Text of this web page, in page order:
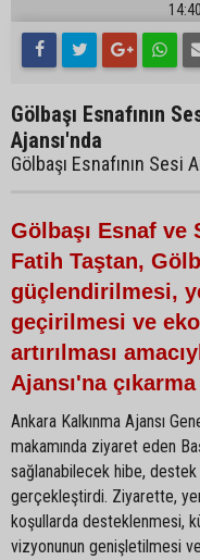
14:40
Gölbaşı Esnafının
Ajansı'nda
Gölbaşı Esnafının Sesi
Gölbaşı Esnaf ve
Fatih Taştan,
güçlendirilmesi,
geçirilmesi ve
artırılması
Ajansı'na çıkarma
Ankara Kalkınma Ajansı
makamında ziyaret eden
sağlanabilecek hibe,
gerçekleştirdi. Ziyarette,
koşullarda desteklenmesi,
vizyonunun genişletilmesi